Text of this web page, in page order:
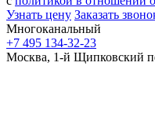
Узнать цену Заказать
Многоканальный
+7 495 134-32-23
Москва, 1-й Щипковский